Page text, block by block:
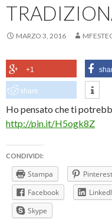
MARZO 3, 2016
+1
share
Ho pensato che ti
http://pin.it/H5ogk8Z
CONDIVIDI:
Stampa Pinterest
Facebook
Skype